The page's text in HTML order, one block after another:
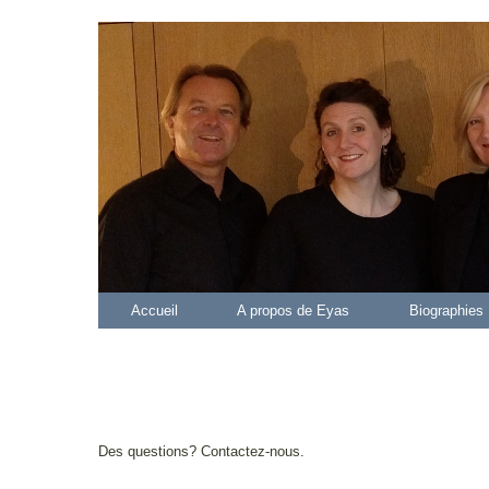
Accueil A propos de Eyas
Des questions? Contactez-nous.